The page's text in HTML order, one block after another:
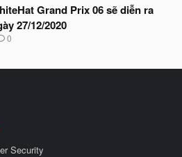
Grand Prix 06 sẽ diễn ra
27/12/2020
0
Security